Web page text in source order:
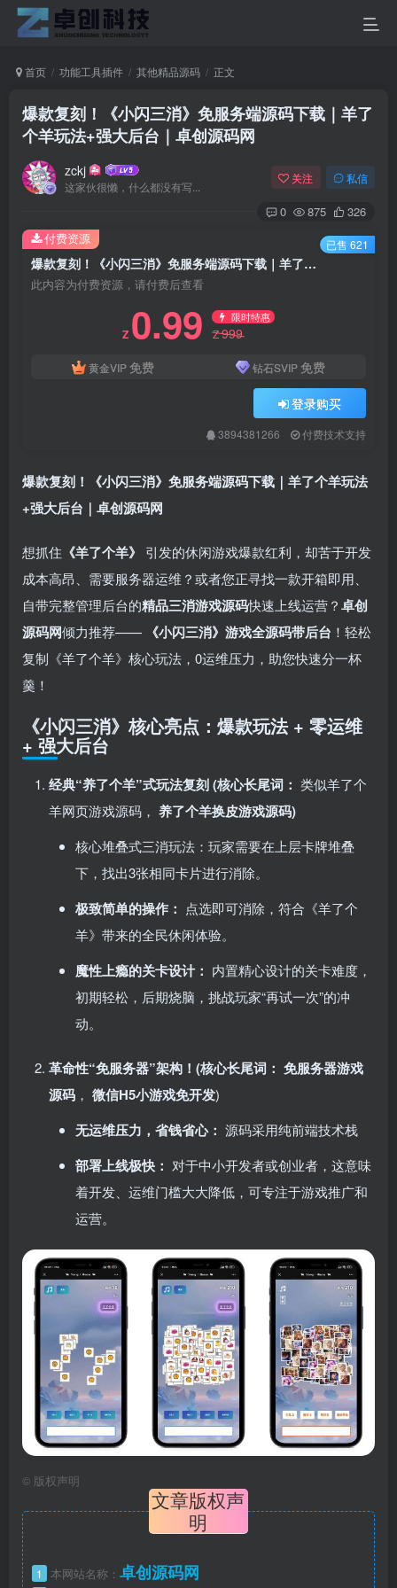
首页 功能工具插件 其他精品源码 正文
爆款复刻！《小闪三消》免服务端源码下载｜羊了
个羊玩法+强大后台｜卓创源码网
zckj
这家伙很懒，什么都没有写...
关注 私信
0 875 326
爆款复刻！《小闪三消》免服务端源码下载｜羊了个羊玩法+强大后台｜卓创源码网
此内容为付费资源，请付费后查看
Z 0.99 限时特惠
Z999
黄金VIP 免费 钻石SVIP 免费
登录购买
3894381266 付费技术支持
付费资源 已售 621
爆款复刻！《小闪三消》免服务端源码下载｜羊了个羊玩法
+强大后台｜卓创源码网
想抓住 ​《羊了个羊》​
引发的休闲游戏爆款红利，却苦于开发
成本高昂、需要服务器运维？或者您正寻找一款开箱即用、
自带完整管理后台的精品三消游戏源码快速上线运营？卓创
源码网倾力推荐—— ​ ​《小闪三消》游戏全源码带后台 ！轻松
复制《羊了个羊》核心玩法，0运维压力，助您快速分一杯
羹！
《小闪三消》核心亮点：爆款玩法 + 零运维
+ 强大后台
经典“养了个羊”式玩法复刻 (核心长尾词：​ 类似羊了个
羊网页游戏源码， ​ 养了个羊换皮游戏源码)
核心堆叠式三消玩法：玩家需要在上层卡牌堆叠
下，找出3张相同卡片进行消除。
极致简单的操作：​ 点选即可消除，符合《羊了个
羊》带来的全民休闲体验。
魔性上瘾的关卡设计：​ 内置精心设计的关卡难度，
初期轻松，后期烧脑，挑战玩家“再试一次”的冲
动。
革命性“免服务器”架构！(核心长尾词：​ 免服务器游戏
源码 ， ​ 微信H5小游戏免开发)
无运维压力，省钱省心：​ 源码采用纯前端技术栈
部署上线极快：​ 对于中小开发者或创业者，这意味
着开发、运维门槛大大降低，可专注于游戏推广和
运营。
© 版权声明
文章版权声
明
1 本网站名称： 卓创源码网